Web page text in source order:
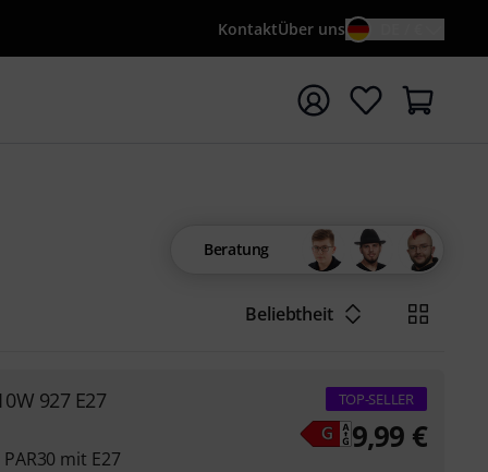
KontaktÜber uns
mit Suchwort {searchTerm} starten
Beratung
Beliebtheit
927 E27
mit E27
TOP-SELLER
9,99 €